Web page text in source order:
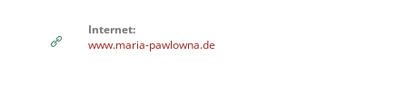
Internet:
www.maria-pawlowna.de